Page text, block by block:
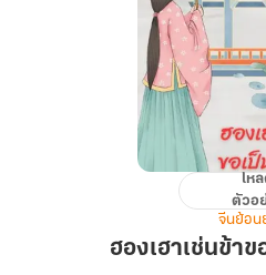
ฮองเฮา
ข้า
โห
ตัวอ
จีนย้อน
ฮองเฮาเช่นข้า